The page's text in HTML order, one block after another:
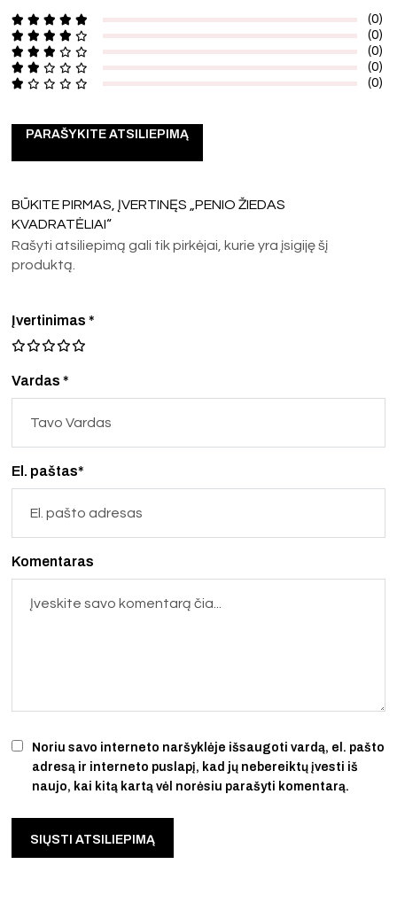
(0)
(0)
(0)
(0)
(0)
PARAŠYKITE ATSILIEPIMĄ
BŪKITE PIRMAS, ĮVERTINĘS „PENIO ŽIEDAS
KVADRATĖLIAI“
Rašyti atsiliepimą gali tik pirkėjai, kurie yra įsigiję šį
produktą.
Vardas *
El. paštas*
Noriu savo interneto naršyklėje išsaugoti vardą, el. pašto
adresą ir interneto puslapį, kad jų nebereiktų įvesti iš
naujo, kai kitą kartą vėl norėsiu parašyti komentarą.
Įvertinimas*
Komentaras